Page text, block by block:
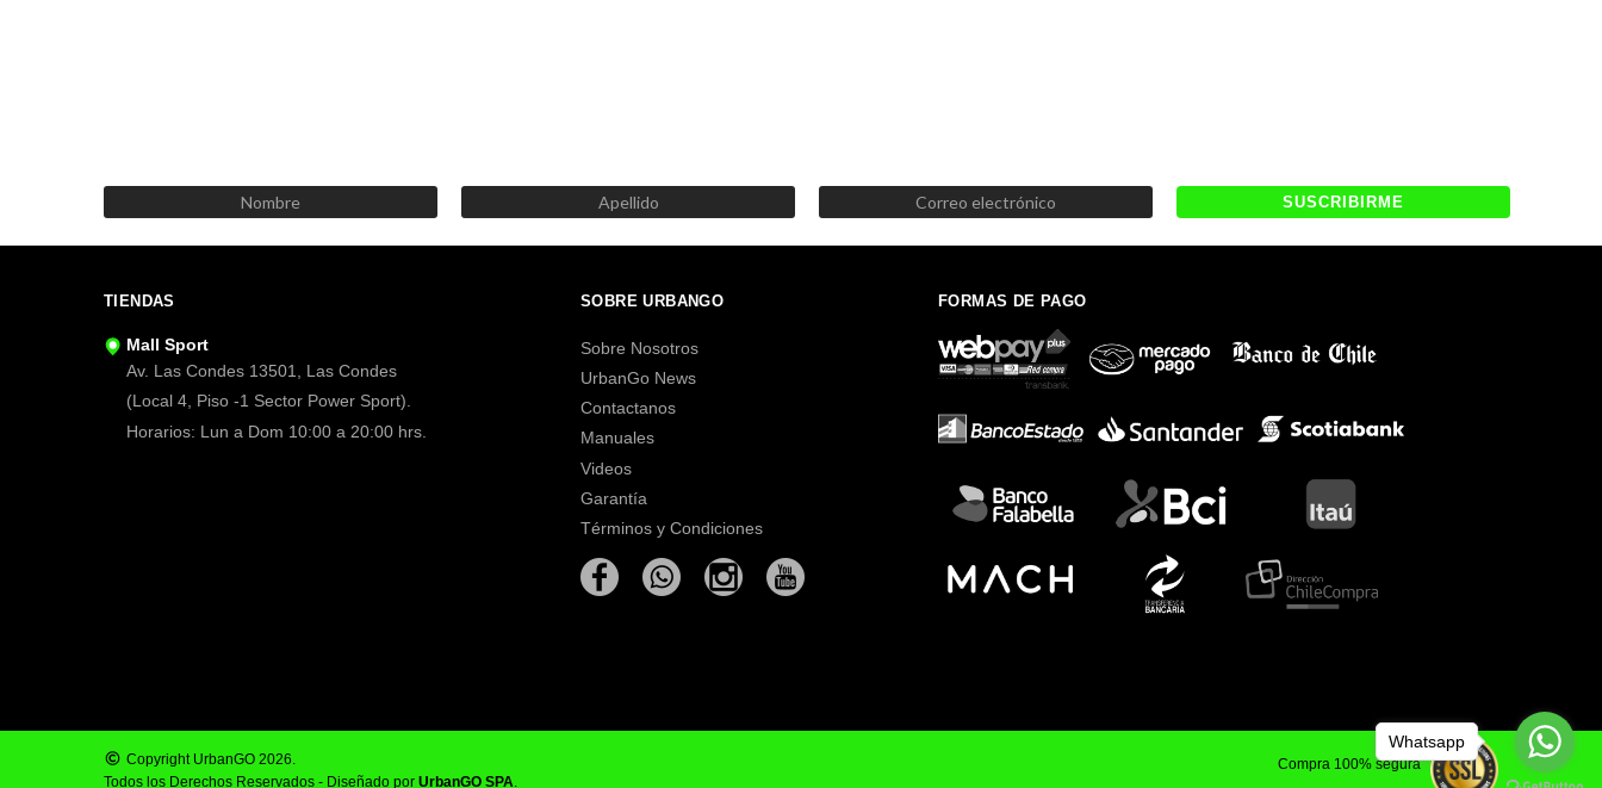
TIENDAS
Mall Sport
Av. Las Condes 13501, Las Condes
(Local 4, Piso -1 Sector Power Sport).
Horarios: Lun a Dom 10:00 a 20:00 hrs.
SOBRE URBANGO
Sobre Nosotros
UrbanGo News
Contactanos
Manuales
Videos
Garantía
Términos y Condiciones
FORMAS DE PAGO
Copyright UrbanGO 2026.
Todos los Derechos Reservados - Diseñado por UrbanGO SPA
Compra 100% segura
Whatsapp